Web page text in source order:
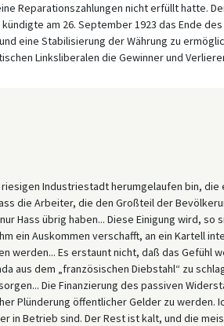
Reparationszahlungen nicht erfüllt hatte.
am 26. September 1923 das Ende
eine Stabilisierung der Währung zu
Linksliberalen die Gewinner und
Industriestadt herumgelaufen bin,
die Arbeiter, die den Großteil der
Hass übrig haben... Diese Einigung wird, so
ein Auskommen verschafft, an ein Kartell
werden... Es erstaunt nicht, daß das Gefühl
aus dem „französischen Diebstahl“ zu
Die Finanzierung des passiven
Plünderung öffentlicher Gelder zu werden.
in Betrieb sind. Der Rest ist kalt, und die